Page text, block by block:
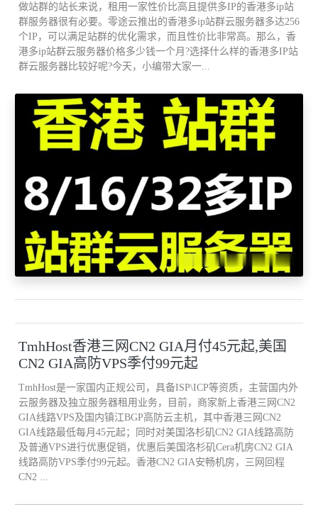
做站群的站长来说，租用一家性价比高且提供多IP的香港多ip站
群服务器很有必要。零途云推出的香港多ip站群云服务器多达256
个IP，可以满足站群的优化需求，而且性价比非常高。那么，香
港多ip站群云服务器价格多少钱一个月?选择什么样的香港多IP站
群云服务器比较好呢?今天，小编带大家一...
TmhHost香港三网CN2 GIA月付45元起,美国
CN2 GIA高防VPS季付99元起
TmhHost是一家国内正规公司，具备ISP\ICP等资质，主营国内外
云服务器及独立服务器租用业务，目前，商家新上香港三网CN2
GIA线路VPS及国内镇江BGP高防云主机，其中香港三网CN2
GIA线路最低每月45元起；同时对美国洛杉矶CN2 GIA线路高防
及普通VPS进行优惠促销，优惠后美国洛杉矶Cera机房CN2 GIA
线路高防VPS季付99元起。香港CN2 GIA安畅机房，三网回程
CN2 ...